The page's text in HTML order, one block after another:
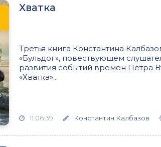
Хватка
Третья книга Константина
«Бульдог», повествующем
развития событий времен Петра
«Хватка»...
11:06:39 Константин Калбазов